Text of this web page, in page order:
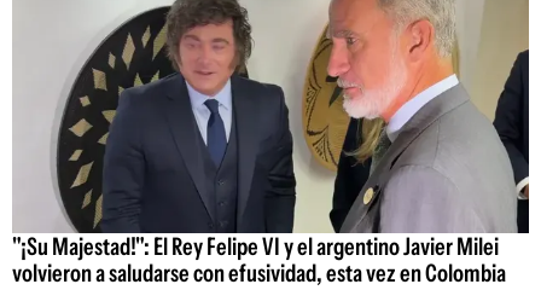
"¡Su Majestad!": El Rey Felipe VI y el argentino Javier Milei
volvieron a saludarse con efusividad, esta vez en Colombia